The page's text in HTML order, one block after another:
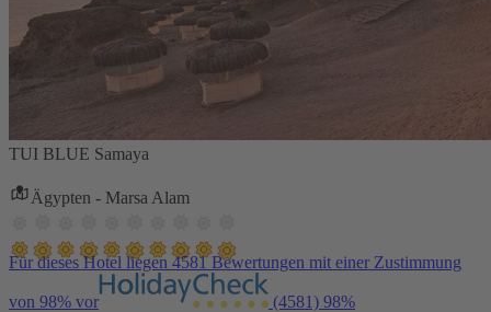
TUI BLUE Samaya
Ägypten - Marsa Alam
Für dieses Hotel liegen 4581 Bewertungen mit einer Zustimmung
von 98% vor (4581) 98%